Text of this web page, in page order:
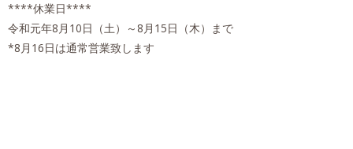
****休業日****
令和元年8月10日（土）～8月15日（木）まで
*8月16日は通常営業致します